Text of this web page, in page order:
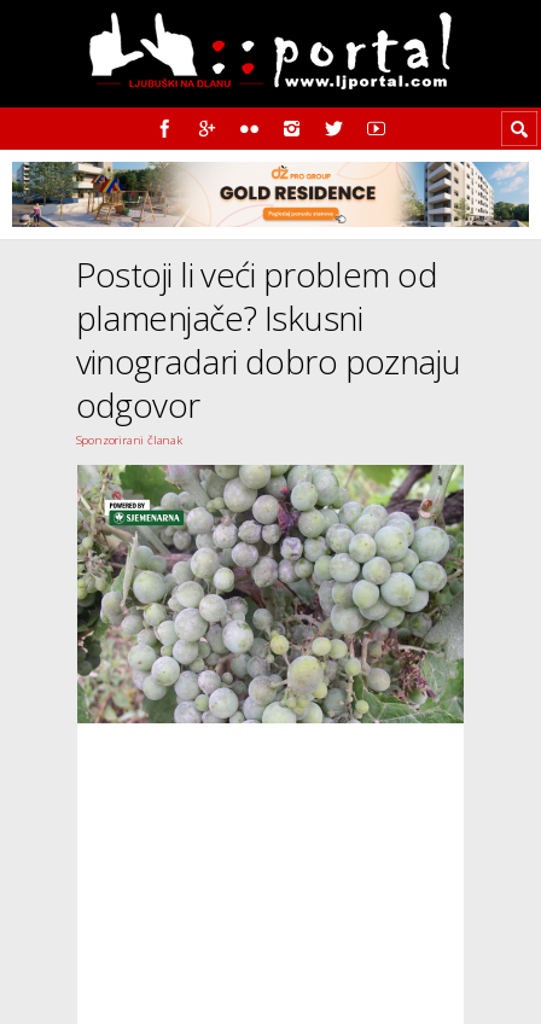
Postoji li veći problem od
plamenjače? Iskusni
vinogradari dobro poznaju
odgovor
Sponzorirani članak